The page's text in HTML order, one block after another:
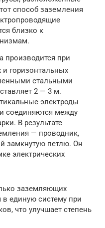
способ заземления
близко к
производится при
горизонтальных
стальными
2 — 3 м.
электроды
соединяются между
В результате
— проводник,
замкнутую петлю. Он
электрических
заземляющих
единую систему при
что улучшает степень